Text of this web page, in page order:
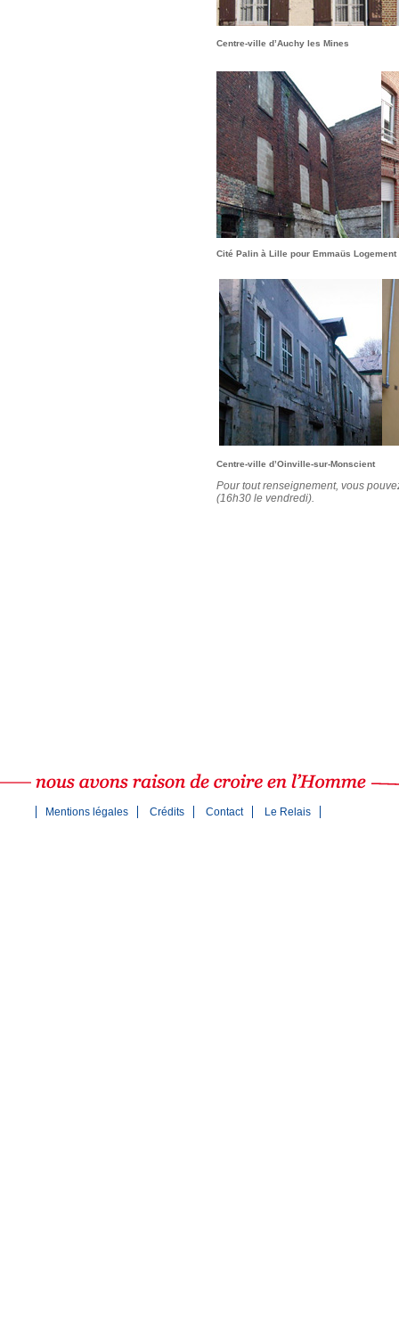
Centre-ville d’Auchy
Cité Palin à Lille pour
Centre-ville d’Oinville-
Pour tout renseignement, vous
(16h30 le vendredi).
Mentions légales Crédits Contact Le Relais